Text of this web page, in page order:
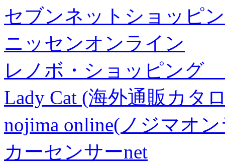
セブンネットショッピ
ニッセンオンライン
レノボ・ショッピング
Lady Cat (海外通販カタ
nojima online(ノジマオ
カーセンサーnet